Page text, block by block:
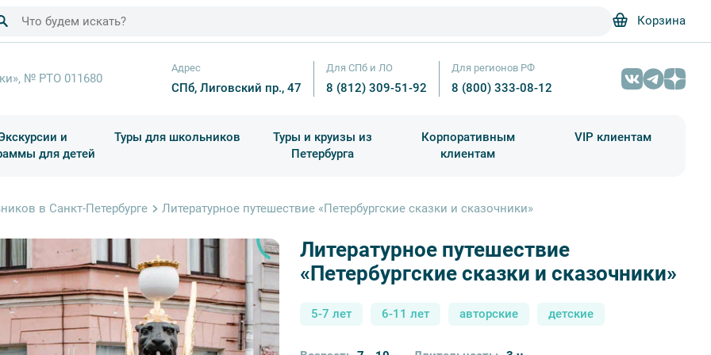
Корзина
№ РТО 011680
Адрес
СПб, Лиговский пр., 47
Для СПб и ЛО
8 (812) 309-51-92
Для регионов РФ
8 (800) 333-08-12
и
для детей
Туры для школьников
Туры и круизы из
Петербурга
Корпоративным
клиентам
VIP клиентам
в Санкт-Петербурге Литературное путешествие «Петербургские сказки и сказочники»
Литературное путешествие
«Петербургские сказки и сказочники»
Петербург — Pexels
5-7 лет 6-11 лет авторские детские